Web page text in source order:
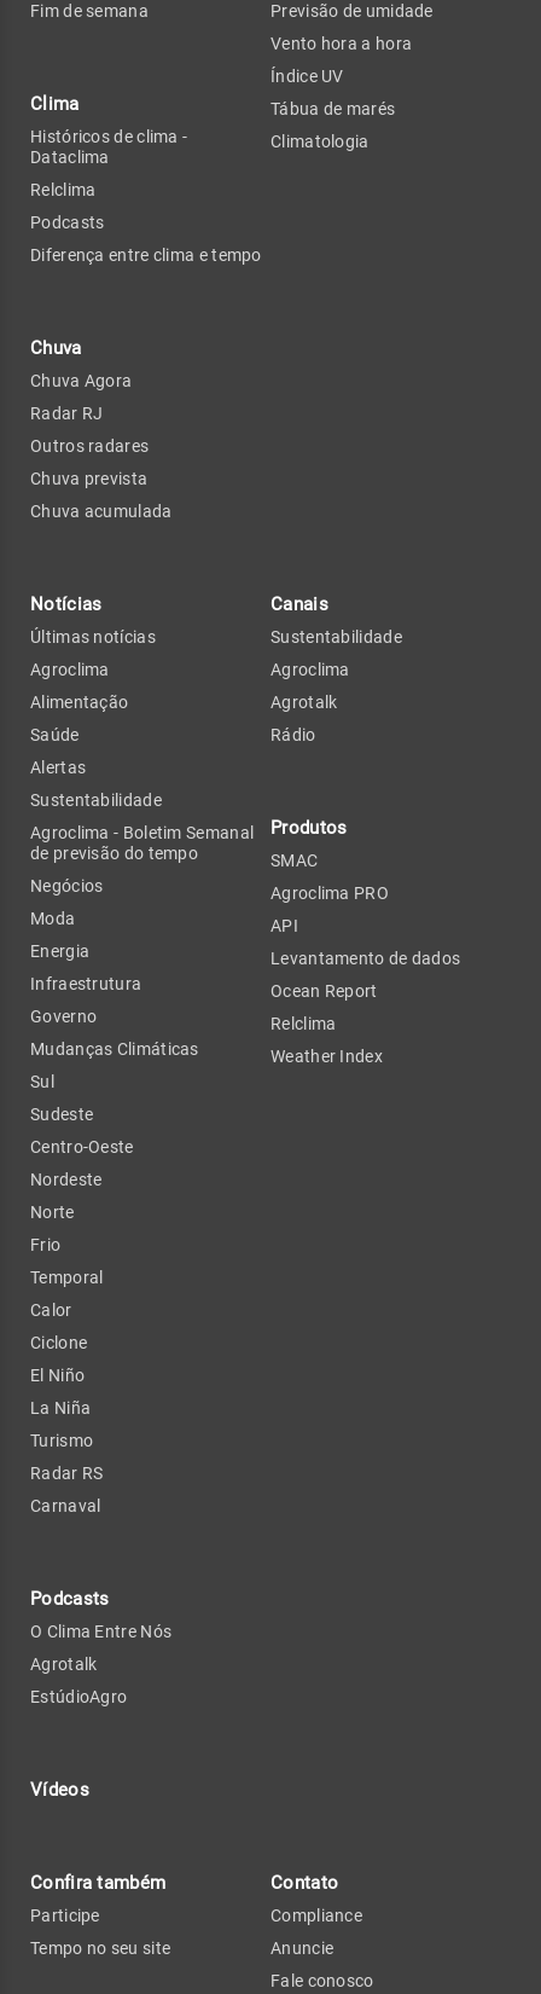
Fim de semana
Clima
Históricos de clima -
Dataclima
Relclima
Podcasts
Diferença entre clima e tempo
Chuva
Chuva Agora
Radar RJ
Outros radares
Chuva prevista
Chuva acumulada
Previsão de umidade
Vento hora a hora
Índice UV
Tábua de marés
Climatologia
Notícias
Últimas notícias
Agroclima
Alimentação
Saúde
Alertas
Sustentabilidade
Agroclima - Boletim Semanal
de previsão do tempo
Negócios
Moda
Energia
Infraestrutura
Governo
Mudanças Climáticas
Sul
Sudeste
Centro-Oeste
Nordeste
Norte
Frio
Temporal
Calor
Ciclone
El Niño
La Niña
Turismo
Radar RS
Carnaval
Podcasts
O Clima Entre Nós
Agrotalk
EstúdioAgro
Vídeos
Canais
Sustentabilidade
Agroclima
Agrotalk
Rádio
Produtos
SMAC
Agroclima PRO
API
Levantamento de dados
Ocean Report
Relclima
Weather Index
Confira também
Participe
Tempo no seu site
Contato
Compliance
Anuncie
Fale conosco